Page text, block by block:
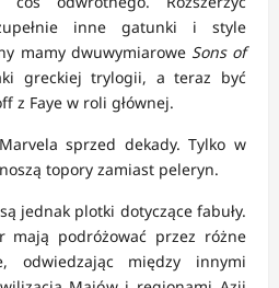
inne gatunki i style
mamy dwuwymiarowe Sons of
greckiej trylogii, a teraz być
z Faye w roli głównej.
sprzed dekady. Tylko w
topory zamiast peleryn.
jednak plotki dotyczące fabuły.
mają podróżować przez różne
odwiedzając między innymi